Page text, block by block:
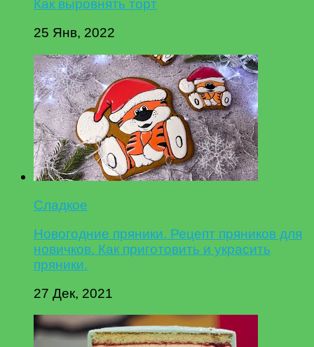
Как выровнять торт
25 Янв, 2022
Сладкое
Новогодние пряники. Рецепт пряников для
новичков. Как приготовить и украсить
пряники.
27 Дек, 2021